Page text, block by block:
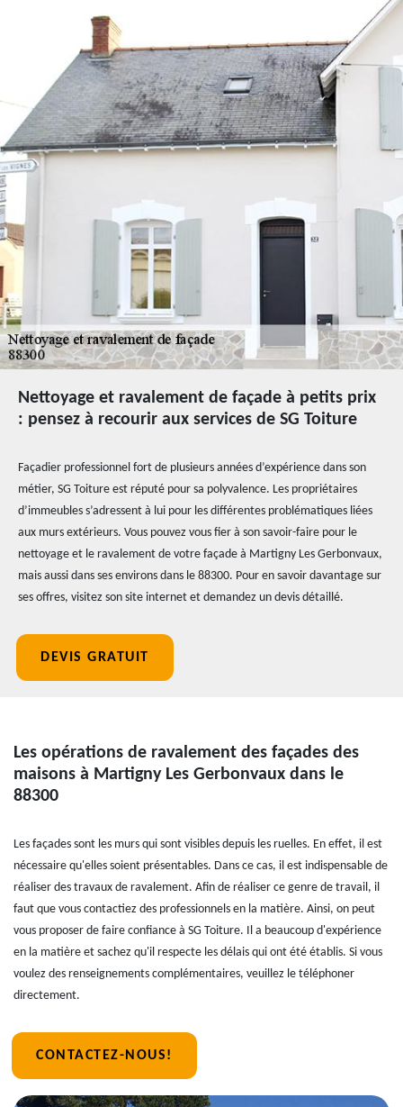
Nettoyage et ravalement de façade à petits prix
: pensez à recourir aux services de SG Toiture
Façadier professionnel fort de plusieurs années d’expérience dans son
métier, SG Toiture est réputé pour sa polyvalence. Les propriétaires
d’immeubles s’adressent à lui pour les différentes problématiques liées
aux murs extérieurs. Vous pouvez vous fier à son savoir-faire pour le
nettoyage et le ravalement de votre façade à Martigny Les Gerbonvaux,
mais aussi dans ses environs dans le 88300. Pour en savoir davantage sur
ses offres, visitez son site internet et demandez un devis détaillé.
DEVIS GRATUIT
Les opérations de ravalement des façades des
maisons à Martigny Les Gerbonvaux dans le
88300
Les façades sont les murs qui sont visibles depuis les ruelles. En effet, il est
nécessaire qu'elles soient présentables. Dans ce cas, il est indispensable de
réaliser des travaux de ravalement. Afin de réaliser ce genre de travail, il
faut que vous contactiez des professionnels en la matière. Ainsi, on peut
vous proposer de faire confiance à SG Toiture. Il a beaucoup d'expérience
en la matière et sachez qu'il respecte les délais qui ont été établis. Si vous
voulez des renseignements complémentaires, veuillez le téléphoner
directement.
CONTACTEZ-NOUS!